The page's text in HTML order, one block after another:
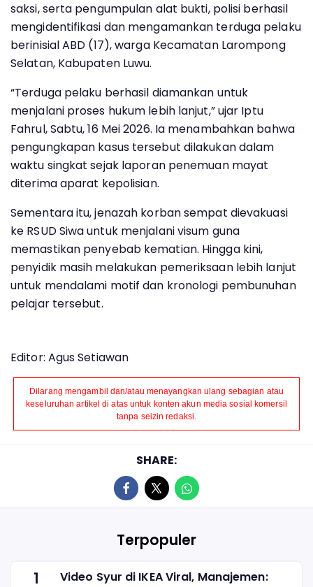
saksi, serta pengumpulan alat bukti, polisi berhasil
mengidentifikasi dan mengamankan terduga pelaku
berinisial ABD (17), warga Kecamatan Larompong
Selatan, Kabupaten Luwu.
“Terduga pelaku berhasil diamankan untuk
menjalani proses hukum lebih lanjut,” ujar Iptu
Fahrul, Sabtu, 16 Mei 2026. Ia menambahkan bahwa
pengungkapan kasus tersebut dilakukan dalam
waktu singkat sejak laporan penemuan mayat
diterima aparat kepolisian.
Sementara itu, jenazah korban sempat dievakuasi
ke RSUD Siwa untuk menjalani visum guna
memastikan penyebab kematian. Hingga kini,
penyidik masih melakukan pemeriksaan lebih lanjut
untuk mendalami motif dan kronologi pembunuhan
pelajar tersebut.
Editor: Agus Setiawan
Dilarang mengambil dan/atau menayangkan ulang sebagian atau
keseluruhan artikel di atas untuk konten akun media sosial komersil
tanpa seizin redaksi.
SHARE:
Terpopuler
1
Video Syur di IKEA Viral, Manajemen: